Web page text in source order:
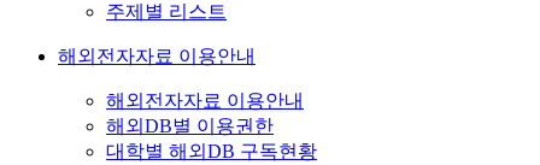
주제별 리스트
해외전자자료 이용안내
해외전자자료 이용안내
해외DB별 이용권한
대학별 해외DB 구독현황